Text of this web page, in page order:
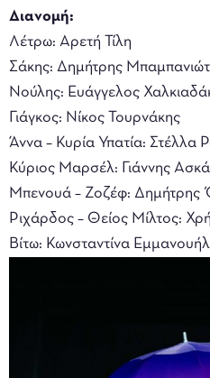
Διανομή:
Λέτρω: Αρετή Τίλη
Σάκης: Δημήτρης
Νούλης: Ευάγγελος
Γιάγκος: Νίκος Τουρνάκης
Άννα – Κυρία Υπατία: Στέλλα
Κύριος Μαρσέλ: Γιάννης
Μπενουά – Ζοζέφ: Δημήτρης
Ριχάρδος – Θείος Μίλτος:
Βίτω: Κωνσταντίνα